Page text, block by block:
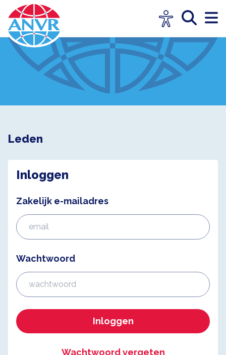
Leden
Inloggen
Zakelijk e-mailadres
Wachtwoord
Inloggen
Wachtwoord vergeten